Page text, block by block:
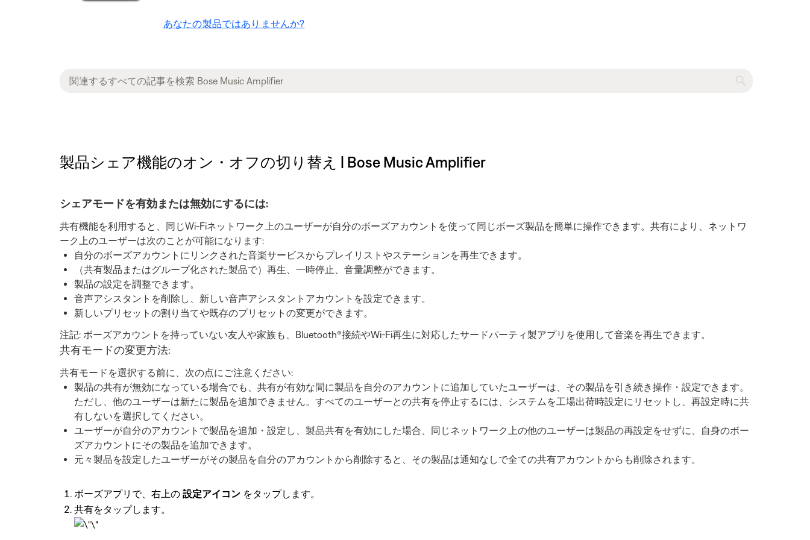
あなたの製品ではありませんか?
製品シェア機能のオン・オフの切り替え | Bose Music Amplifier
シェアモードを有効または無効にするには:
共有機能を利用すると、同じWi-Fiネットワーク上のユーザーが自分のボーズアカウントを使って同じボーズ製品を簡単に操作できます。共有により、ネットワ
ーク上のユーザーは次のことが可能になります:
自分のボーズアカウントにリンクされた音楽サービスからプレイリストやステーションを再生できます。
（共有製品またはグループ化された製品で）再生、一時停止、音量調整ができます。
製品の設定を調整できます。
音声アシスタントを削除し、新しい音声アシスタントアカウントを設定できます。
新しいプリセットの割り当てや既存のプリセットの変更ができます。
注記: ボーズアカウントを持っていない友人や家族も、Bluetooth®接続やWi-Fi再生に対応したサードパーティ製アプリを使用して音楽を再生できます。
共有モードの変更方法:
共有モードを選択する前に、次の点にご注意ください:
製品の共有が無効になっている場合でも、共有が有効な間に製品を自分のアカウントに追加していたユーザーは、その製品を引き続き操作・設定できます。
ただし、他のユーザーは新たに製品を追加できません。すべてのユーザーとの共有を停止するには、システムを工場出荷時設定にリセットし、再設定時に共
有しないを選択してください。
ユーザーが自分のアカウントで製品を追加・設定し、製品共有を有効にした場合、同じネットワーク上の他のユーザーは製品の再設定をせずに、自身のボー
ズアカウントにその製品を追加できます。
元々製品を設定したユーザーがその製品を自分のアカウントから削除すると、その製品は通知なしで全ての共有アカウントからも削除されます。
ボーズアプリで、右上の 設定アイコンをタップします。
共有をタップします。